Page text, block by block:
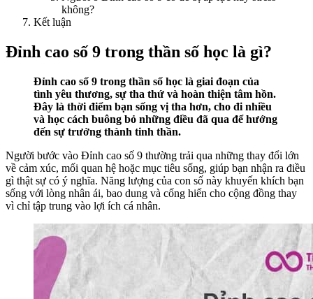
không?
Kết luận
Đỉnh cao số 9 trong thần số học là gì?
Đỉnh cao số 9 trong thần số học là giai đoạn của
tình yêu thương, sự tha thứ và hoàn thiện tâm hồn.
Đây là thời điểm bạn sống vị tha hơn, cho đi nhiều
và học cách buông bỏ những điều đã qua để hướng
đến sự trưởng thành tinh thần.
Người bước vào Đỉnh cao số 9 thường trải qua những thay đổi lớn
về cảm xúc, mối quan hệ hoặc mục tiêu sống, giúp bạn nhận ra điều
gì thật sự có ý nghĩa. Năng lượng của con số này khuyến khích bạn
sống với lòng nhân ái, bao dung và cống hiến cho cộng đồng thay
vì chỉ tập trung vào lợi ích cá nhân.